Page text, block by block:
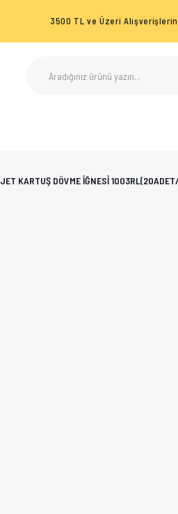
3500 TL ve Üzeri
JET KARTUŞ DÖVME İĞNESİ